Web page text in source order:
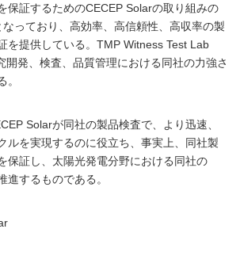
保証するためのCECEP Solarの取り組みの
っており、高効率、高信頼性、高収率の製
を提供している。TMP Witness Test Lab
開発、検査、品質管理における同社の力強さ
。
Solarが同社の製品検査で、より迅速、
ルを実現するのに役立ち、事実上、同社製
保証し、太陽光発電分野における同社の
進するものである。